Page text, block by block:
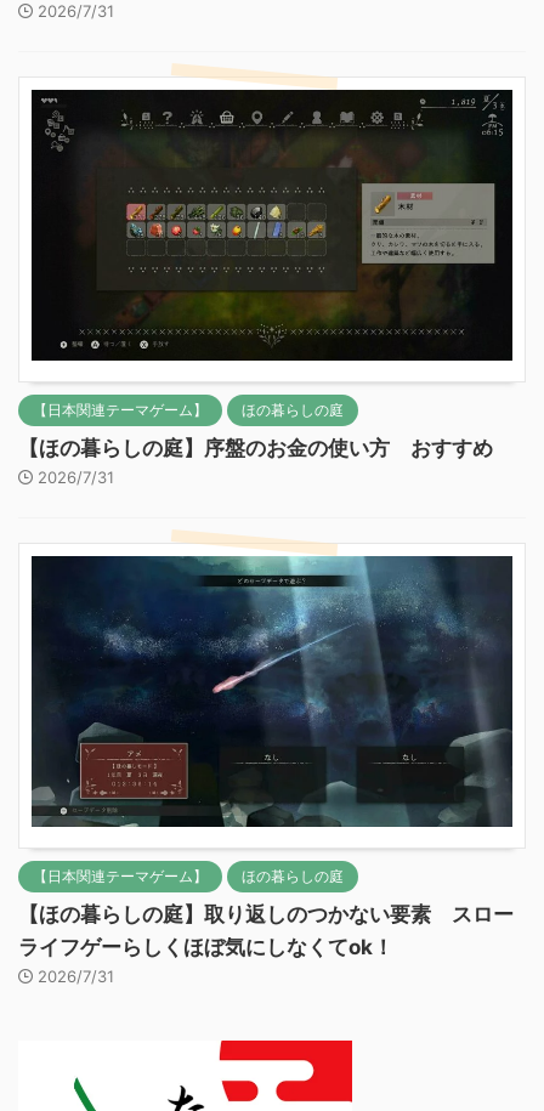
2026/7/31
【日本関連テーマゲーム】 ほの暮らしの庭
【ほの暮らしの庭】序盤のお金の使い方 おすすめ
2026/7/31
【日本関連テーマゲーム】 ほの暮らしの庭
【ほの暮らしの庭】取り返しのつかない要素 スロー
ライフゲーらしくほぼ気にしなくてok！
2026/7/31